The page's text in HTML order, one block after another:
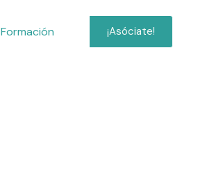
Formación ¡Asóciate!